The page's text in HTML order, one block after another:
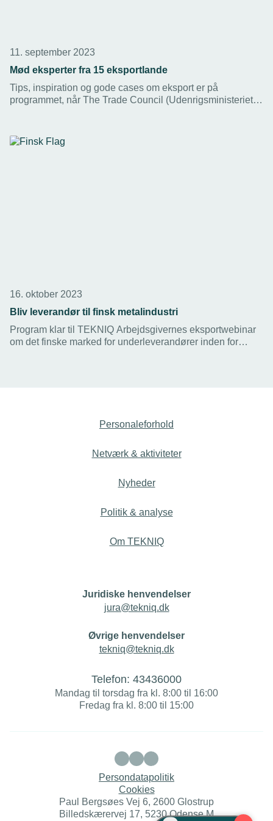
11. september 2023
Mød eksperter fra 15 eksportlande
Tips, inspiration og gode cases om eksport er på
programmet, når The Trade Council (Udenrigsministeriet),
eksportrådgivning.
16. oktober 2023
Bliv leverandør til finsk metalindustri
Program klar til TEKNIQ Arbejdsgivernes eksportwebinar
om det finske marked for underleverandører inden for
Personaleforhold
Netværk & aktiviteter
Nyheder
Politik & analyse
Om TEKNIQ
Juridiske henvendelser
jura@tekniq.dk
Øvrige henvendelser
tekniq@tekniq.dk
Telefon: 43436000
Mandag til torsdag fra kl. 8:00 til 16:00
Fredag fra kl. 8:00 til 15:00
Persondatapolitik
Cookies
Paul Bergsøes Vej 6, 2600 Glostrup
Billedskærervej 17, 5230 Odense M